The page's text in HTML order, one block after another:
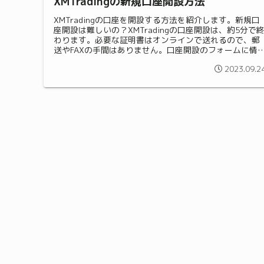
XMTradingの口座を開設する方法を紹介します。新規口
座開設は難しいの？XMTradingの口座開設は、約5分で終
わります。必要な証明書はオンラインで送れるので、郵
送やFAXの手間はありません。口座開設のフォームに情